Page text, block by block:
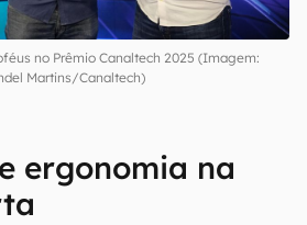
no Prêmio Canaltech 2025 (Imagem:
Martins/Canaltech)
ergonomia na